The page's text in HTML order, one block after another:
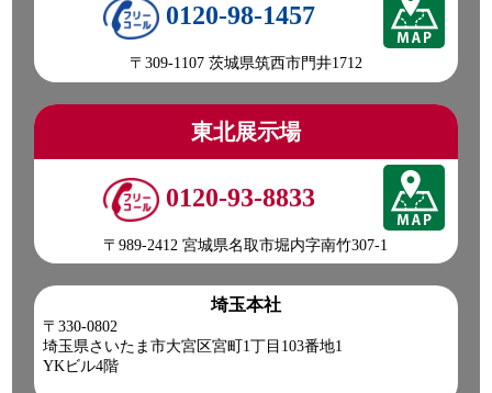
0120-98-1457
〒309-1107 茨城県筑西市門井1712
東北展示場
0120-93-8833
〒989-2412 宮城県名取市堀内字南竹307-1
埼玉本社
〒330-0802
埼玉県さいたま市大宮区宮町1丁目103番地1
YKビル4階